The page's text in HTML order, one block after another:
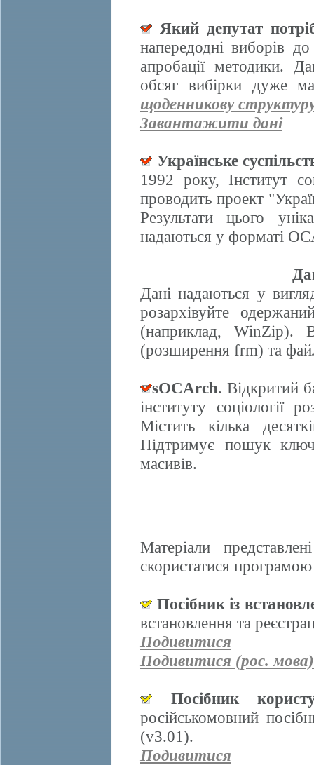
Який депутат
напередодні виборів
апробації методики.
обсяг вибірки дуже
щоденникову
Завантажити дані
Українське
1992 року, Інститут
проводить проект
Результати цього
надаються у форматі
Дані надаються у
розархівуйте
(наприклад, WinZip).
(розширення frm) та
sOCArch. Відкритий
інституту соціології
Містить кілька
Підтримує пошук
масивів.
Матеріали
скористатися
Посібник із
встановлення та
Подивитися
Подивитися (рос. мова)
Посібник
російськомовний
(v3.01).
Подивитися